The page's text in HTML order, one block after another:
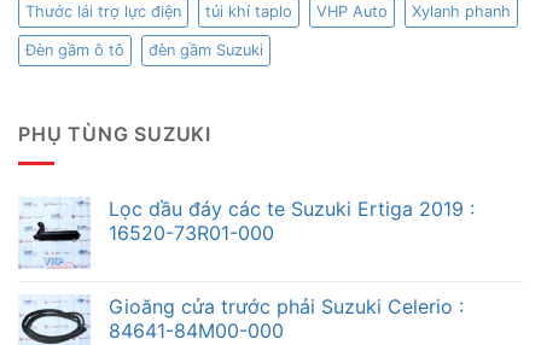
Thước lái trợ lực điện túi khí taplo VHP Auto Xylanh phanh
Đèn gầm ô tô đèn gầm Suzuki
PHỤ TÙNG SUZUKI
Lọc dầu đáy các te Suzuki Ertiga 2019 :
16520-73R01-000
Gioăng cửa trước phải Suzuki Celerio :
84641-84M00-000